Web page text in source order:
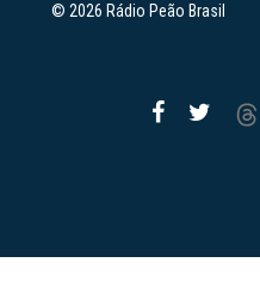
© 2026 Rádio Peão Brasil